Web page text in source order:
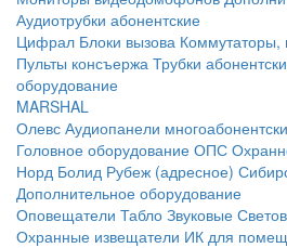
Аудиотрубки абонентские
Цифрал Блоки вызова Коммутаторы,
Пульты консъержа Трубки
оборудование
MARSHAL
Олевс Аудиопанели
Головное оборудование ОПС
Норд Болид Рубеж (адресное)
Дополнительное оборудование
Оповещатели Табло Звуковые
Охранные извещатели ИК для